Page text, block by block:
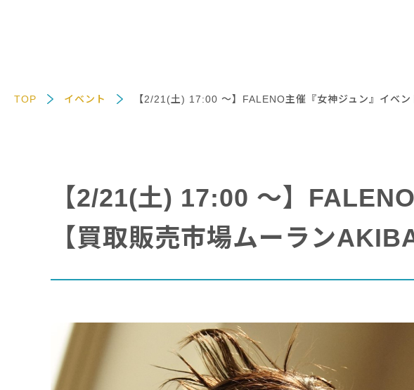
TOP イベント 【2/21(土) 17:00 〜】FALENO主催『女神ジュン』イベ
【2/21(土) 17:00 〜】
【買取販売市場ムーランAKIBA